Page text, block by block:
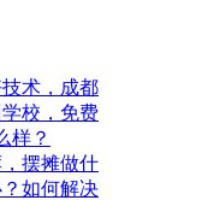
术，成都
学校，免费
样？
摆摊做什
如何解决